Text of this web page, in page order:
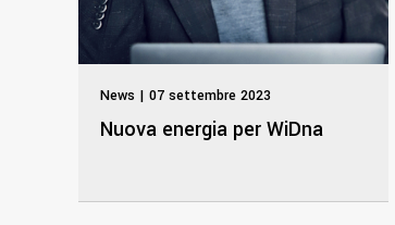
News | 07 settembre 2023
Nuova energia per WiDna